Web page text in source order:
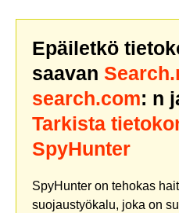
Epäiletkö
saavan
search.com: n
Tarkista
SpyHunter
SpyHunter on tehokas
suojaustyökalu, joka on